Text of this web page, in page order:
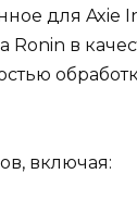
для
Ronin в
включая: